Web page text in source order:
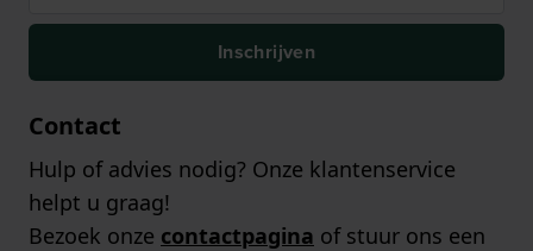
Inschrijven
Contact
Hulp of advies nodig? Onze klantenservice
helpt u graag!
Bezoek onze contactpagina of stuur ons een